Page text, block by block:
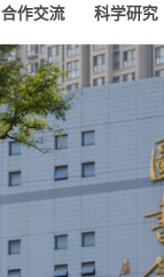
合作交流 科学研究